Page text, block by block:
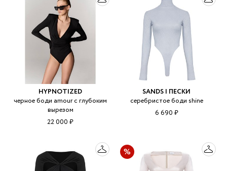
HYPNOTIZED
черное боди amour с глубоким
вырезом
22 000 ₽
SANDS | ПЕСКИ
серебристое боди shine
6 690 ₽